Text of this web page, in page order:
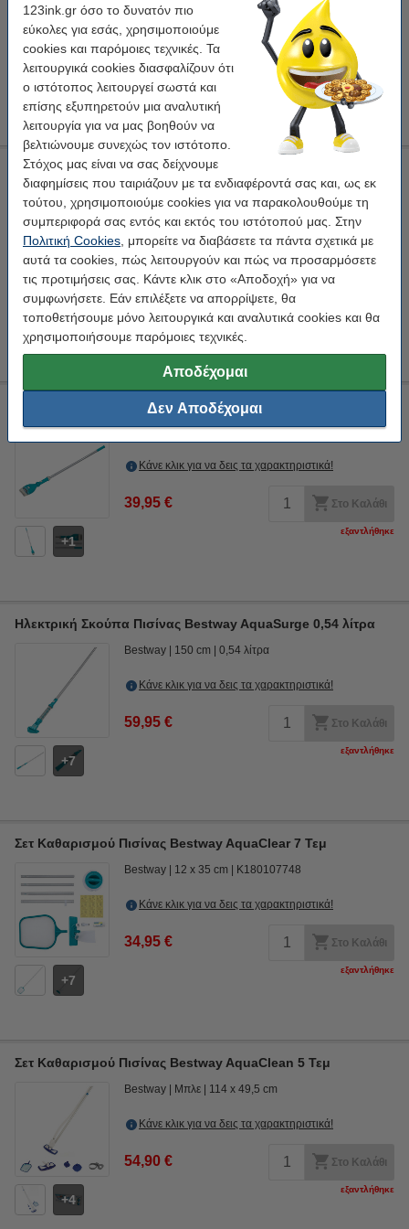
123ink.gr όσο το δυνατόν πιο
εύκολες για εσάς, χρησιμοποιούμε
cookies και παρόμοιες τεχνικές. Τα
λειτουργικά cookies διασφαλίζουν ότι
ο ιστότοπος λειτουργεί σωστά και
επίσης εξυπηρετούν μια αναλυτική
λειτουργία για να μας βοηθούν να
βελτιώνουμε συνεχώς τον ιστότοπο.
Στόχος μας είναι να σας δείχνουμε
διαφημίσεις που ταιριάζουν με τα ενδιαφέροντά σας και, ως εκ
τούτου, χρησιμοποιούμε cookies για να παρακολουθούμε τη
συμπεριφορά σας εντός και εκτός του ιστότοπού μας. Στην
Πολιτική Cookies , μπορείτε να διαβάσετε τα πάντα σχετικά με
αυτά τα cookies, πώς λειτουργούν και πώς να προσαρμόσετε
τις προτιμήσεις σας. Κάντε κλικ στο «Αποδοχή» για να
συμφωνήσετε. Εάν επιλέξετε να απορρίψετε, θα
τοποθετήσουμε μόνο λειτουργικά και αναλυτικά cookies και θα
χρησιμοποιήσουμε παρόμοιες τεχνικές.
Αποδέχομαι
Δεν Αποδέχομαι
Κάνε κλικ για να δεις τα χαρακτηριστικά!
24,95 € Στο Καλάθι
εξαντλήθηκε
Intex Double Quick II Τρόμπα Χειρός 2L για Φουσκωτά
Διπλής Ενέργειας
2
Diversen K180107458
Κάνε κλικ για να δεις τα χαρακτηριστικά!
Διαθέσιμο
6,50 €
Ηλεκτρική σκούπα πισίνας Bestway AquaTech 0,9 λίτρα
1
Bestway 150 cm 0,9 λίτρα K180107744
Κάνε κλικ για να δεις τα χαρακτηριστικά!
39,95 € Στο Καλάθι
εξαντλήθηκε
Ηλεκτρική Σκούπα Πισίνας Bestway AquaSurge 0,54 λίτρα
7
Bestway 150 cm 0,54 λίτρα
Κάνε κλικ για να δεις τα χαρακτηριστικά!
59,95 € Στο Καλάθι
εξαντλήθηκε
Σετ Καθαρισμού Πισίνας Bestway AquaClear 7 Τεμ
7
Bestway 12 x 35 cm K180107748
Κάνε κλικ για να δεις τα χαρακτηριστικά!
34,95 € Στο Καλάθι
εξαντλήθηκε
Σετ Καθαρισμού Πισίνας Bestway AquaClean 5 Τεμ
4
Bestway Μπλε 114 x 49,5 cm
Κάνε κλικ για να δεις τα χαρακτηριστικά!
54,90 € Στο Καλάθι
εξαντλήθηκε